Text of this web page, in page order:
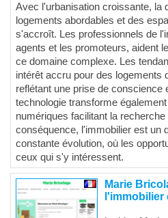
Avec l'urbanisation croissante, la
logements abordables et des
s'accroît. Les professionnels de
agents et les promoteurs, aident
ce domaine complexe. Les
intérêt accru pour des logements
reflétant une prise de conscience
technologie transforme
numériques facilitant la
conséquence, l'immobilier est un
constante évolution, où les
ceux qui s'y intéressent.
Marie
l'immobilier